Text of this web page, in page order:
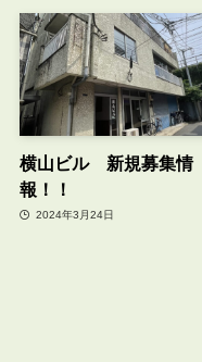
横山ビル 新規募集情
報！！
2024年3月24日